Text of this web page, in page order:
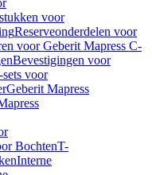
voor
Reserveonderdelen voor
voor Geberit Mapress C-
Bevestigingen voor
voor
Geberit Mapress
BochtenT-
Interne